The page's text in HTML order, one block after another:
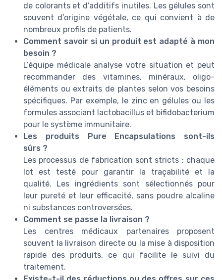
de colorants et d’additifs inutiles. Les gélules sont
souvent d’origine végétale, ce qui convient à de
nombreux profils de patients.
Comment savoir si un produit est adapté à mon
besoin ?
L’équipe médicale analyse votre situation et peut
recommander des vitamines, minéraux, oligo-
éléments ou extraits de plantes selon vos besoins
spécifiques. Par exemple, le zinc en gélules ou les
formules associant lactobacillus et bifidobacterium
pour le système immunitaire.
Les produits Pure Encapsulations sont-ils
sûrs ?
Les processus de fabrication sont stricts : chaque
lot est testé pour garantir la traçabilité et la
qualité. Les ingrédients sont sélectionnés pour
leur pureté et leur efficacité, sans poudre alcaline
ni substances controversées.
Comment se passe la livraison ?
Les centres médicaux partenaires proposent
souvent la livraison directe ou la mise à disposition
rapide des produits, ce qui facilite le suivi du
traitement.